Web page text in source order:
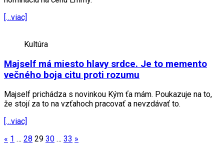
[…viac]
Kultúra
Majself má miesto hlavy srdce. Je to memento
večného boja citu proti rozumu
Majself prichádza s novinkou Kým ťa mám. Poukazuje na to,
že stojí za to na vzťahoch pracovať a nevzdávať to.
[…viac]
Posts
« 1 … 28 29 30 … 33 »